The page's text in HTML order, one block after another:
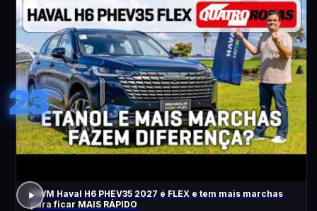
23
GWM Haval H6 PHEV35 2027 é FLEX e tem mais marchas
para ficar MAIS RÁPIDO